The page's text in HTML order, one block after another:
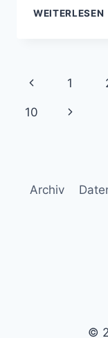
WEITERLESEN
Vorherige
Seite
1
10
Nächste
Archiv
©